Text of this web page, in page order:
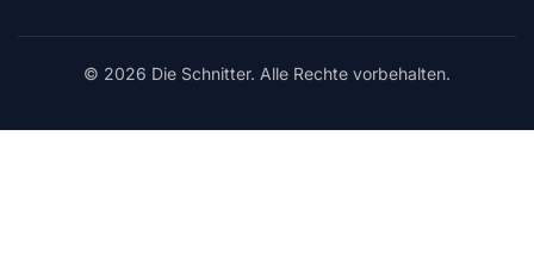
© 2026 Die Schnitter. Alle Rechte vorbehalten.